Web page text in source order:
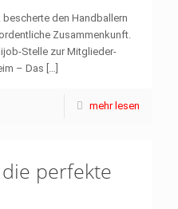
den Handballern
Zusammenkunft.
Stelle zur Mitglieder-
– Das […]
mehr lesen
perfekte